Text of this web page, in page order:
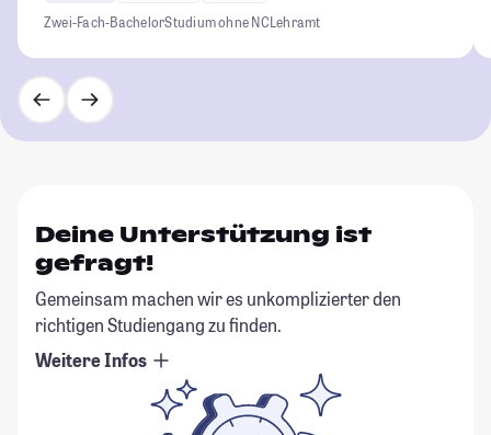
Zwei-Fach-BachelorStudium ohne NCLehramt
Deine Unterstützung ist
gefragt!
Gemeinsam machen wir es unkomplizierter den
richtigen Studiengang zu finden.
Weitere Infos